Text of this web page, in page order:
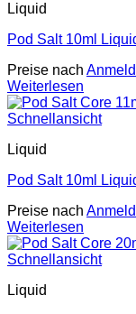
Liquid
Pod Salt 10ml
Preise nach
Weiterlesen
Schnellansicht
Liquid
Pod Salt 10ml
Preise nach
Weiterlesen
Schnellansicht
Liquid